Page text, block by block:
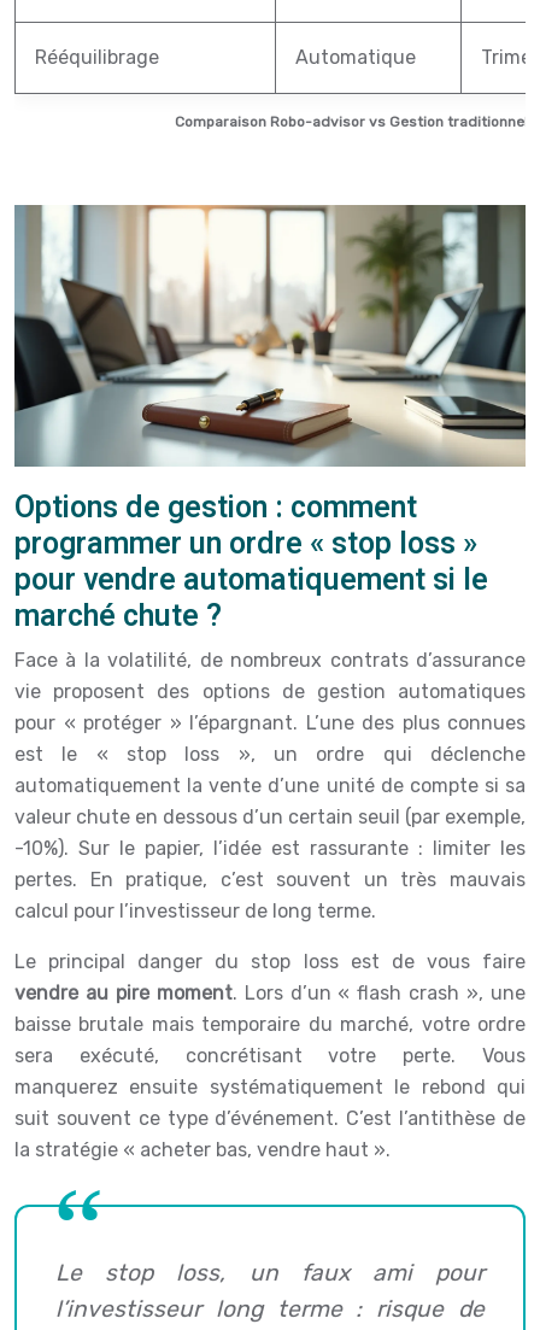
Comparaison Robo-advisor vs Gestion traditionnelle
Rééquilibrage Automatique
Options de gestion : comment
programmer un ordre « stop loss »
pour vendre automatiquement si le
marché chute ?
Face à la volatilité, de nombreux contrats d’assurance
vie proposent des options de gestion automatiques
pour « protéger » l’épargnant. L’une des plus connues
est le « stop loss », un ordre qui déclenche
automatiquement la vente d’une unité de compte si sa
valeur chute en dessous d’un certain seuil (par exemple,
-10%). Sur le papier, l’idée est rassurante : limiter les
pertes. En pratique, c’est souvent un très mauvais
calcul pour l’investisseur de long terme.
Le principal danger du stop loss est de vous faire
vendre au pire moment. Lors d’un « flash crash », une
baisse brutale mais temporaire du marché, votre ordre
sera exécuté, concrétisant votre perte. Vous
manquerez ensuite systématiquement le rebond qui
suit souvent ce type d’événement. C’est l’antithèse de
la stratégie « acheter bas, vendre haut ».
Le stop loss, un faux ami pour
l’investisseur long terme : risque de